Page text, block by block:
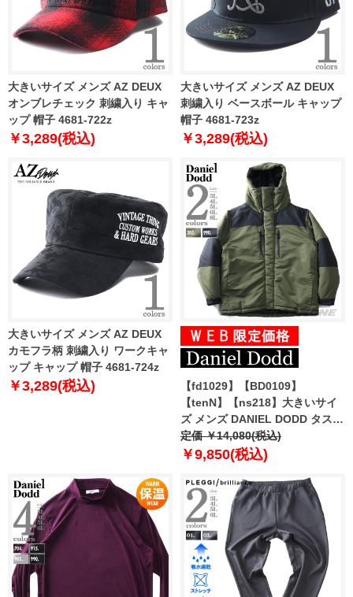
大きいサイズ メンズ AZ DEUX
オンブレチェック 刺繍入り キャ
ップ 帽子 4681-722z
￥3,289(税込)
大きいサイズ メンズ AZ DEUX
刺繍入り ベースボール キャップ
帽子 4681-723z
￥3,289(税込)
大きいサイズ メンズ AZ DEUX
カモフラ柄 刺繍入り ワークキャ
ップ キャップ 帽子 4681-724z
￥3,289(税込)
【fd1029】【BD0109】
【tenN】【ns218】大きいサイ
ズ メンズ DANIEL DODD タスラ
ン 切替 中綿 フーデッド ブルゾ
ン 846-b-240501
定価 ￥14,080(税込)
￥9,850(税込)